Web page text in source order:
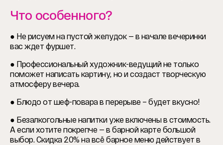
Что особенного?
● Не рисуем на пустой желудок — в начале вечеринки
вас ждет фуршет.
● Профессиональный художник-ведущий не только
поможет написать картину, но и создаст творческую
атмосферу вечера.
● Блюдо от шеф-повара в перерыве – будет вкусно!
● Безалкогольные напитки уже включены в стоимость.
А если хотите покрепче — в барной карте большой
выбор. Скидка 20% на всё барное меню действует в